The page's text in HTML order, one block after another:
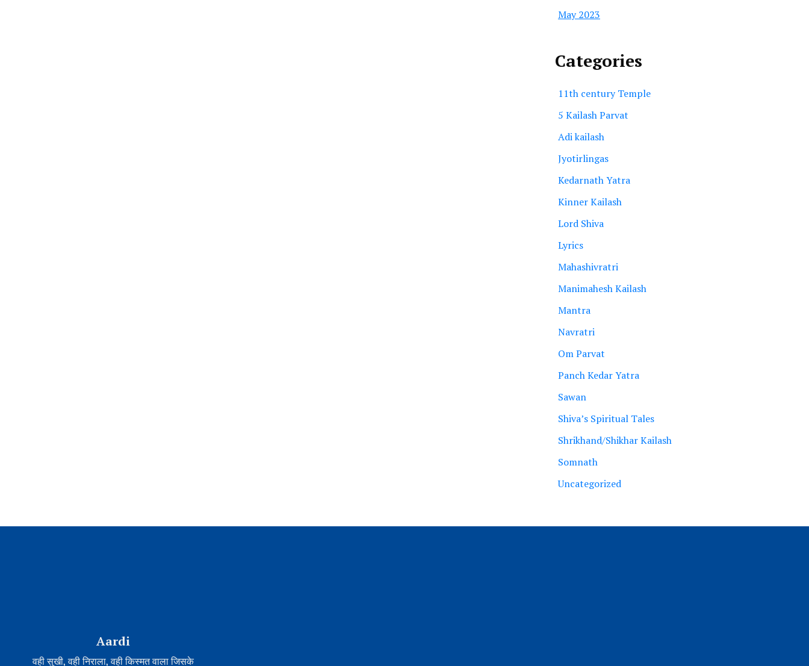
May 2023
Categories
11th century Temple
5 Kailash Parvat
Adi kailash
Jyotirlingas
Kedarnath Yatra
Kinner Kailash
Lord Shiva
Lyrics
Mahashivratri
Manimahesh Kailash
Mantra
Navratri
Om Parvat
Panch Kedar Yatra
Sawan
Shiva’s Spiritual Tales
Shrikhand/Shikhar Kailash
Somnath
Uncategorized
Aardi
वही सुखी, वही निराला, वही किस्मत वाला जिसके